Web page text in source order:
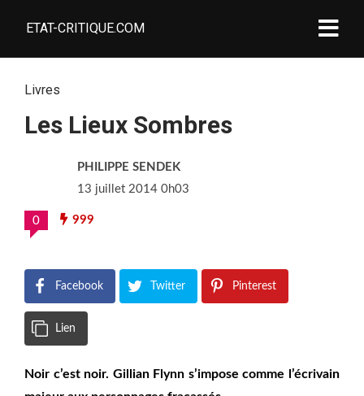
ETAT-CRITIQUE.COM
Livres
Les Lieux Sombres
PHILIPPE SENDEK
13 juillet 2014 0h03
0 999
Facebook Twitter Pinterest
Lien
Noir c’est noir. Gillian Flynn s’impose comme l’écrivain